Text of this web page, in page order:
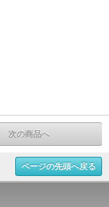
次の商品へ
ページの先頭へ戻る